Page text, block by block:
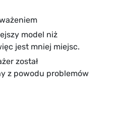
model niż
jest mniej miejsc.
został
z powodu problemów